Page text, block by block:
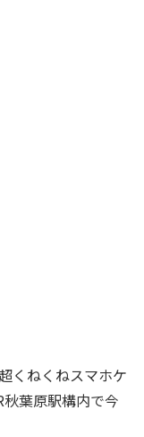
くねくねスマホケ
葉原駅構内で今